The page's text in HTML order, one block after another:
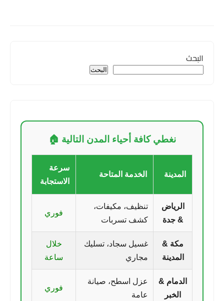
البحث
البحث
نغطي كافة أحياء المدن التالية 🏠
المدينة الخدمة المتاحة
سرعة
الاستجابة
الرياض
& جدة
تنظيف، مكيفات،
كشف تسربات
فوري
مكة &
المدينة
غسيل سجاد، تسليك
مجاري
خلال
ساعة
الدمام &
الخبر
عزل اسطح، صيانة
عامة
فوري